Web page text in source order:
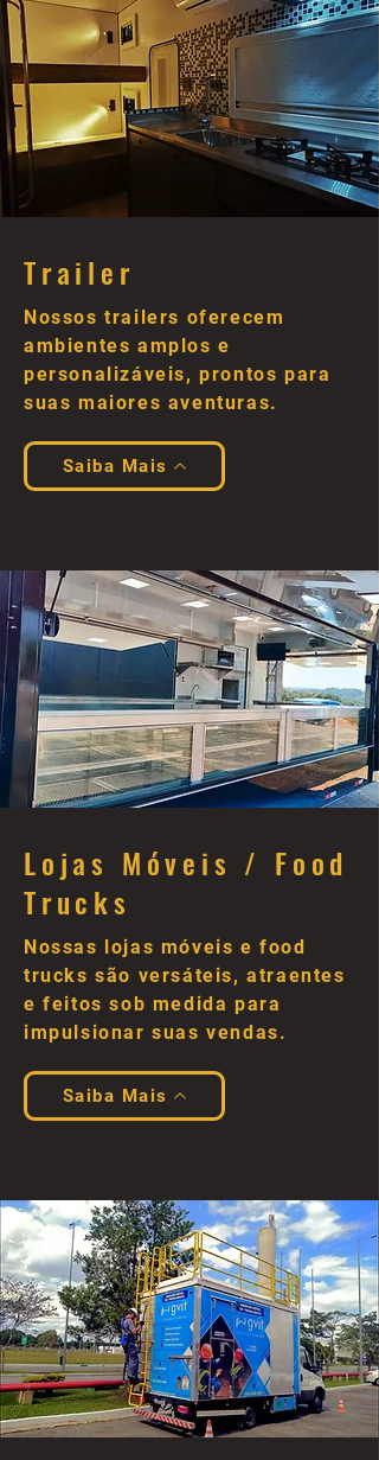
Trailer
Nossos trailers oferecem
ambientes amplos e
personalizáveis, prontos para
suas maiores aventuras.
Saiba Mais
Lojas Móveis / Food
Trucks
Nossas lojas móveis e food
trucks são versáteis, atraentes
e feitos sob medida para
impulsionar suas vendas.
Saiba Mais